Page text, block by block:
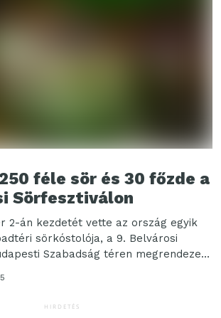
féle sör és 30 főzde a
Sörfesztiválon
2-án kezdetét vette az ország egyik
sörkóstolója, a 9. Belvárosi
Szabadság téren megrendezett
HIRDETÉS